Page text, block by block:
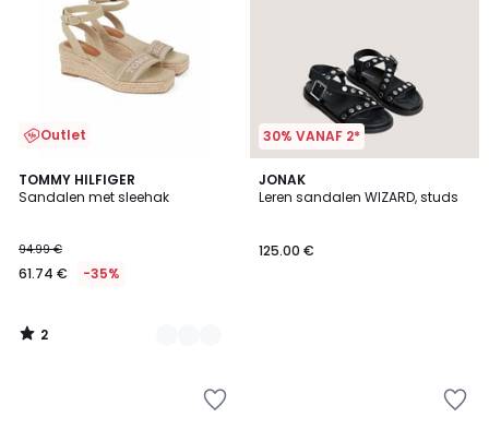
Outlet
TOMMY HILFIGER
Sandalen met sleehak
94.99 €
61.74 € -35%
2
/
2
Kleuren
2
/
30% VANAF 2*
JONAK
Leren sandalen WIZARD, studs
125.00 €